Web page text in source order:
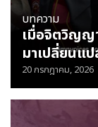
บทความ
เมื่อจิตวิญญ
มาเปลี่ยนแ
20 กรกฎาคม, 2026